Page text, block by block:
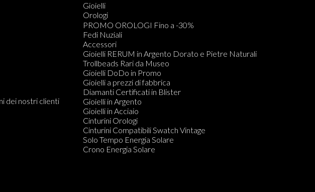
dei nostri clienti
Gioielli
Orologi
Crono Automatici
Crono Quarzo
Solo Tempo Automatici
Solo Tempo Quarzo
Tasca Carica Manuale
Tasca al Quarzo
Gmt Automatico
Touch
Quarzo Digitale
Cronografo Carica Manuale
Solo Tempo Carica Manuale
Quarzo Analogico Digitale
Solo Tempo Energia Solare
SCUBAQUA
PROMO OROLOGI Fino a -30%
Fedi Nuziali
Accessori
Gioielli RERUM in Argento Dorato e Pietre Naturali
Trollbeads Rari da Museo
Gioielli DoDo in Promo
Gioielli a prezzi di fabbrica
Diamanti Certificati in Blister
Gioielli in Argento
Gioielli in Acciaio
Cinturini Orologi
Cinturini Compatibili Swatch Vintage
Solo Tempo Energia Solare
Crono Energia Solare